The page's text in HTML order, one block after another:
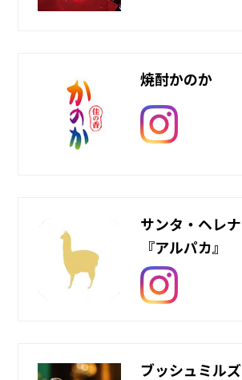
焼酎かのか
サンタ・ヘレナ
『アルパカ』
ブッシュミルズ